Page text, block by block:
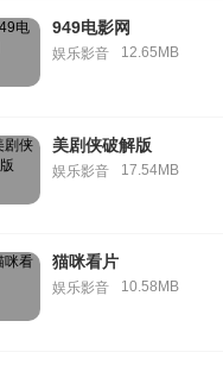
949电影网
娱乐影音 12.65MB
美剧侠破解版
娱乐影音 17.54MB
猫咪看片
娱乐影音 10.58MB